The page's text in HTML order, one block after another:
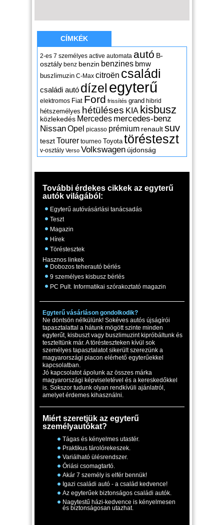
CÍMKÉK
2-es 7 személyes active automata autó B-
osztály benz benzin benzines bmw
buszlimuzin C-Max citroën családi
családi autó dízel egyterű
elektromos Fiat Ford frissítés grand hibrid
hétszemélyes hétüléses KIA kisbusz
közlekedés Mercedes mercedes-benz
NissanOpel picasso prémium renaultsuv
tesztTourer tourneo Toyota törésteszt
v-osztály Verso Volkswagen újdonság
További érdekes cikkek az egyterű
autók világából:
Egyterű autóvásárlási tanácsadás
Teszt
Magazin
Hírek
Töréstesztek
Hasznos linkek
Dobozos teherautó bérlés
9 személyes kisbusz bérlés
PC Pult. Informatikai szórakoztató magazin
Egyterű vásárláson gondolkodik?
Ne döntsön nélkülünk! Sokéves autós újságírói
tapasztalattal a hátunk mögött szinte minden
egyterűt, kisbuszt vagy buszlimuzint kipróbáltunk és
teszteltünk már. A törésteszteken kívül sok
személyes tapasztalatot sikerült szerezünk a
magyarországi piacon elérhető egyterűekkel
kapcsolatban.
Jó kapcsolatot ápolunk az összes márka
magyarországi képviseletével és a kereskedőkkel
is. Sokszor tudunk olyan rendkívüli ajánlatról,
amelyet érdemes kihasználni.
Miért szeretjük az egyterű
személyautókat?
Tágas és kényelmes utastér.
Praktikus tárolórekeszek.
Variálható ülésrendszer.
Óriási csomagtartó.
Akár 7 személy is elfér bennük!
Igazi családi autó - a család kedvence!
Az egyterűek biztonságos családi autók.
Nagytestű házi-kedvence is kényelmesen
és biztonságosan utazhat.